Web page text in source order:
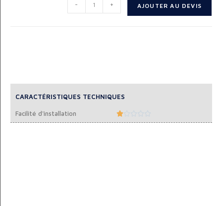
- + AJOUTER AU DEVIS
CARACTÉRISTIQUES TECHNIQUES
Facilité d'installation 